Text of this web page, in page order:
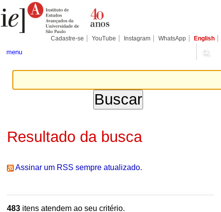
para
conteúdo.
Pessoais
Cadastre-se YouTube Instagram WhatsApp English
menu
Resultado da busca
Assinar um RSS sempre atualizado.
483itens atendem ao seu critério.